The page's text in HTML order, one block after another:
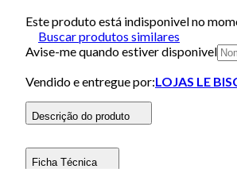
Este produto está indisponivel no
Buscar produtos similares
Avise-me quando estiver disponivel
Vendido e entregue por:LOJAS LE
Descrição do produto
Ficha Técnica